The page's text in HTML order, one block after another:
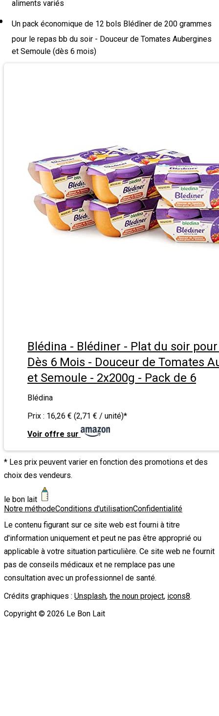
aliments variés
Un pack économique de 12 bols Blédîner de 200 grammes
pour le repas bb du soir - Douceur de Tomates Aubergines
et Semoule (dès 6 mois)
Blédina - Blédiner - Plat du soir
Dès 6 Mois - Douceur de Tomates
et Semoule - 2x200g - Pack de 6
Blédina
Prix : 16,26 € (2,71 € / unité)*
Voir offre sur
* Les prix peuvent varier en fonction des promotions et des
choix des vendeurs.
le bon lait
Notre méthodeConditions d'utilisationConfidentialité
Le contenu figurant sur ce site web est fourni à titre
d'information uniquement et peut ne pas être approprié ou
applicable à votre situation particulière. Ce site web ne fournit
pas de conseils médicaux et ne remplace pas une
consultation avec un professionnel de santé.
Crédits graphiques : Unsplash, the noun project, icons8.
Copyright © 2026 Le Bon Lait